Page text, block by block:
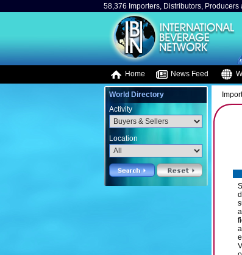
58,376 Importers, Distributors, Producers
Home News Feed
World Directory
Activity
Location